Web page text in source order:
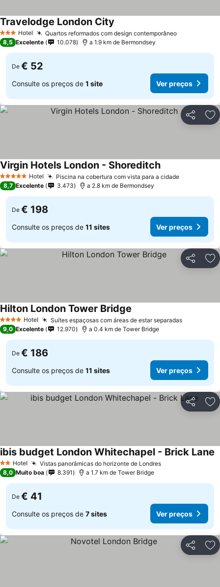
3 EstrelasHotel Quartos reformados com design contemporâneo
Travelodge London City
8,5 Excelente 10.078 a 1.9 km de Bermondsey
De € 52
Consulte os preços de 1 site Ver preços
Partilhar
5 Estrelas Hotel Piscina na cobertura com vista para a cidade
Virgin Hotels London - Shoreditch
8,7 Excelente 3.473 a 2.8 km de Bermondsey
De € 198
Consulte os preços de 11 sites Ver preços
Partilhar
4 EstrelasHotel Suítes espaçosas com áreas de estar separadas
Hilton London Tower Bridge
9,0 Excelente 12.970 a 0.4 km de Tower Bridge
De € 186
Consulte os preços de 11 sites Ver preços
Partilhar
2 Estrelas
Hotel Vistas panorâmicas do horizonte de Londres
ibis budget London Whitechapel - Brick Lane
8,0 Muito boa 8.391 a 1.7 km de Tower Bridge
De € 41
Consulte os preços de 7 sites Ver preços
Partilhar